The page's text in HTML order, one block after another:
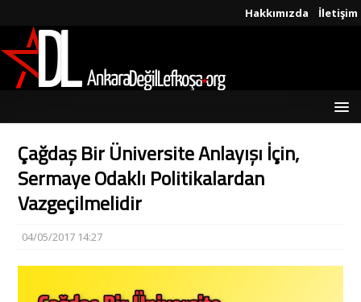
Hakkımızda İletişim
Çağdaş Bir Üniversite Anlayışı İçin,
Sermaye Odaklı Politikalardan
Vazgeçilmelidir
04/05/2017 14:27